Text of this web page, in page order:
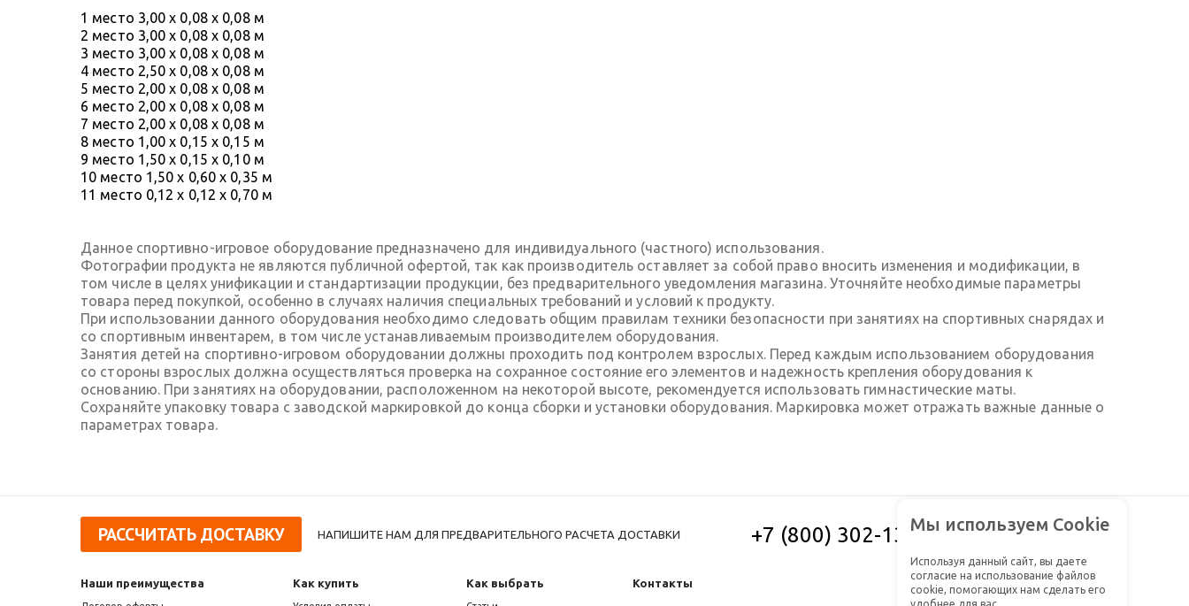
1 место 3,00 х 0,08 х 0,08 м
2 место 3,00 х 0,08 х 0,08 м
3 место 3,00 х 0,08 х 0,08 м
4 место 2,50 х 0,08 х 0,08 м
5 место 2,00 х 0,08 х 0,08 м
6 место 2,00 х 0,08 х 0,08 м
7 место 2,00 х 0,08 х 0,08 м
8 место 1,00 х 0,15 х 0,15 м
9 место 1,50 х 0,15 х 0,10 м
10 место 1,50 х 0,60 х 0,35 м
11 место 0,12 х 0,12 х 0,70 м
Данное спортивно-игровое оборудование предназначено для индивидуального (частного) использования.
Фотографии продукта не являются публичной офертой, так как производитель оставляет за собой право вносить изменения и модификации, в
том числе в целях унификации и стандартизации продукции, без предварительного уведомления магазина. Уточняйте необходимые параметры
товара перед покупкой, особенно в случаях наличия специальных требований и условий к продукту.
При использовании данного оборудования необходимо следовать общим правилам техники безопасности при занятиях на спортивных снарядах и
со спортивным инвентарем, в том числе устанавливаемым производителем оборудования.
Занятия детей на спортивно-игровом оборудовании должны проходить под контролем взрослых. Перед каждым использованием оборудования
со стороны взрослых должна осуществляться проверка на сохранное состояние его элементов и надежность крепления оборудования к
основанию. При занятиях на оборудовании, расположенном на некоторой высоте, рекомендуется использовать гимнастические маты.
Сохраняйте упаковку товара с заводской маркировкой до конца сборки и установки оборудования. Маркировка может отражать важные данные о
параметрах товара.
РАССЧИТАТЬ ДОСТАВКУ НАПИШИТЕ НАМ ДЛЯ ПРЕДВАРИТЕЛЬНОГО РАСЧЕТА ДОСТАВКИ +7 (800) 302-13-61 Заказать звонок
Наши преимущества Как купить Как выбрать Контакты
Мы используем Cookie
Используя данный сайт, вы даете
согласие на использование файлов
cookie, помогающих нам сделать его